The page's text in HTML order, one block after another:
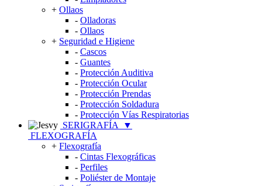
+ Ollaos
- Olladoras
- Ollaos
+ Seguridad e Higiene
- Cascos
- Guantes
- Protección Auditiva
- Protección Ocular
- Protección Prendas
- Protección Soldadura
- Protección Vías Respiratorias
SERIGRAFÍA
▼
FLEXOGRAFÍA
+ Flexografía
- Cintas Flexográficas
- Perfiles
- Poliéster de Montaje